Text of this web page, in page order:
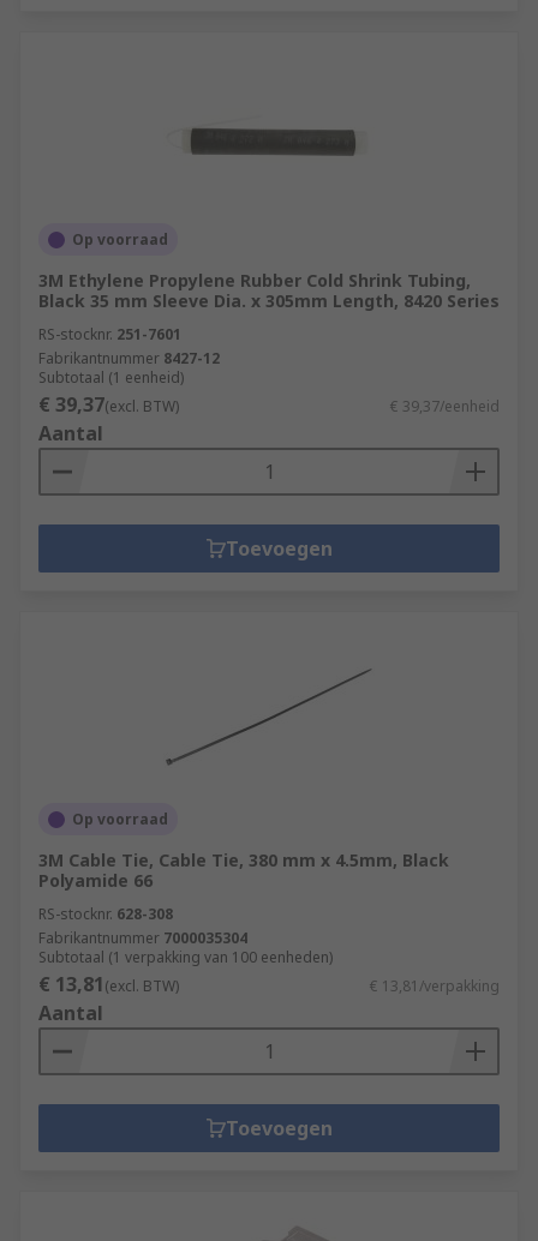
Op voorraad
3M Ethylene Propylene Rubber Cold Shrink Tubing,
Black 35 mm Sleeve Dia. x 305mm Length, 8420 Series
RS-stocknr. 251-7601
Fabrikantnummer 8427-12
Subtotaal (1 eenheid)
€ 39,37(excl. BTW) € 39,37/eenheid
Aantal
Toevoegen
Op voorraad
3M Cable Tie, Cable Tie, 380 mm x 4.5mm, Black
Polyamide 66
RS-stocknr. 628-308
Fabrikantnummer 7000035304
Subtotaal (1 verpakking van 100 eenheden)
€ 13,81(excl. BTW) € 13,81/verpakking
Aantal
Toevoegen